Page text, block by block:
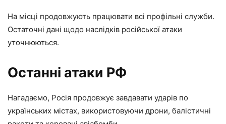
На місці продовжують працювати всі профільні служби.
Остаточні дані щодо наслідків російської атаки
уточнюються.
Останні атаки РФ
Нагадаємо, Росія продовжує завдавати ударів по
українських містах, використовуючи дрони, балістичні